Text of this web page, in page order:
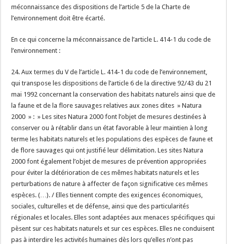
méconnaissance des dispositions de l’article 5 de la Charte de
l’environnement doit être écarté.
En ce qui concerne la méconnaissance de l’article L. 414-1 du code de
l’environnement :
24. Aux termes du V de l’article L. 414-1 du code de l’environnement,
qui transpose les dispositions de l’article 6 de la directive 92/43 du 21
mai 1992 concernant la conservation des habitats naturels ainsi que de
la faune et de la flore sauvages relatives aux zones dites » Natura
2000 » : » Les sites Natura 2000 font l’objet de mesures destinées à
conserver ou à rétablir dans un état favorable à leur maintien à long
terme les habitats naturels et les populations des espèces de faune et
de flore sauvages qui ont justifié leur délimitation. Les sites Natura
2000 font également l’objet de mesures de prévention appropriées
pour éviter la détérioration de ces mêmes habitats naturels et les
perturbations de nature à affecter de façon significative ces mêmes
espèces. (…). / Elles tiennent compte des exigences économiques,
sociales, culturelles et de défense, ainsi que des particularités
régionales et locales. Elles sont adaptées aux menaces spécifiques qui
pèsent sur ces habitats naturels et sur ces espèces. Elles ne conduisent
pas à interdire les activités humaines dès lors qu’elles n’ont pas